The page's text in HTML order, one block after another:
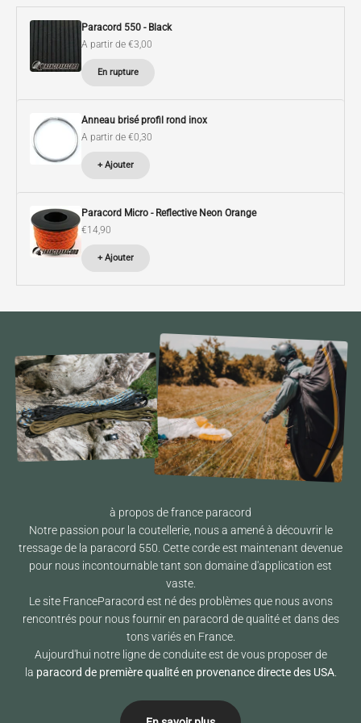
Paracord 550 - Black
Prix de vente
A partir de €3,00
En rupture
Anneau brisé profil rond inox
Prix de vente
A partir de €0,30
+ Ajouter
Paracord Micro - Reflective Neon Orange
Prix de vente
€14,90
+ Ajouter
Notre passion pour la coutellerie, nous a amené à découvrir le
tressage de la paracord 550. Cette corde est maintenant devenue
pour nous incontournable tant son domaine d'application est
vaste.
Le site FranceParacord est né des problèmes que nous avons
rencontrés pour nous fournir en paracord de qualité et dans des
tons variés en France.
Aujourd'hui notre ligne de conduite est de vous proposer de
la paracord de première qualité en provenance directe des USA.